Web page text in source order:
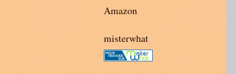
Amazon
misterwhat